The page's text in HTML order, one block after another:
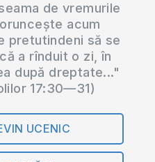
de vremurile
acum
pretutindeni să se
a rînduit o zi, în
după dreptate..."
17:30—31)
UCENIC